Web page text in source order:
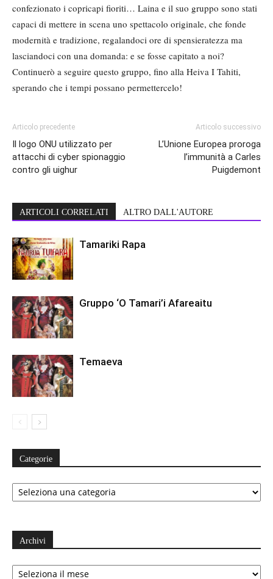
confezionato i copricapi fioriti… Laina e il suo gruppo sono stati
capaci di mettere in scena uno spettacolo originale, che fonde
modernità e tradizione, regalandoci ore di spensieratezza ma
lasciandoci con una domanda: e se fosse capitato a noi?
Continuerò a seguire questo gruppo, fino alla Heiva I Tahiti,
sperando che i tempi possano permettercelo!
Articolo precedente
Il logo ONU utilizzato per
attacchi di cyber spionaggio
contro gli uighur
Articolo successivo
L’Unione Europea proroga
l’immunità a Carles
Puigdemont
ARTICOLI CORRELATI ALTRO DALL'AUTORE
Tamariki Rapa
Gruppo ‘O Tamari’i Afareaitu
Temaeva
Categorie
Categorie
Archivi
Archivi